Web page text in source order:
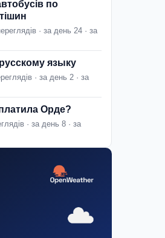
по
· за день 24 · за
языку
· за день 2 · за
Орде?
· за день 8 · за